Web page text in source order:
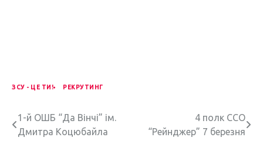
ЗСУ - ЦЕ ТИ! РЕКРУТИНГ
Н
а
1-й ОШБ “Да Вінчі” ім.
Дмитра Коцюбайла
4 полк ССО
“Рейнджер” 7 березня